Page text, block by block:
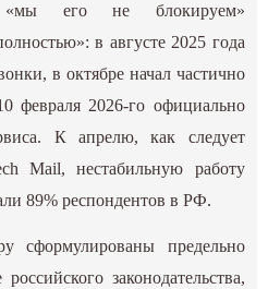
его не блокируем»
в августе 2025 года
в октябре начал частично
февраля 2026-го официально
К апрелю, как следует
Mail, нестабильную работу
89% респондентов в РФ.
сформулированы предельно
законодательства,